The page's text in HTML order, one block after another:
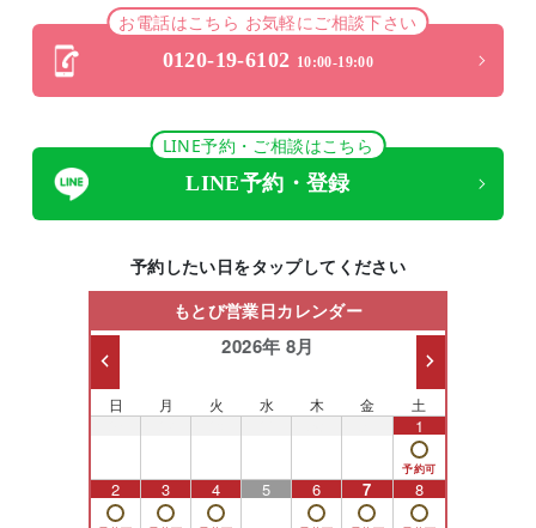
お電話はこちら お気軽にご相談下さい
0120-19-6102 10:00-19:00
LINE予約・ご相談はこちら
LINE予約・登録
予約したい日をタップしてください
もとび営業日カレンダー
2026年 8月
日 月 火 水 木 金 土
1
2 3 4 5 6 7 8